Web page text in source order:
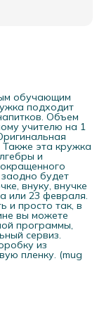
обучающим
подходит
Объем
учителю на 1
эта кружка
и
будет
внуку, внучке
или 23 февраля.
и просто так, в
вы можете
программы,
сервиз.
из
пленку. (mug